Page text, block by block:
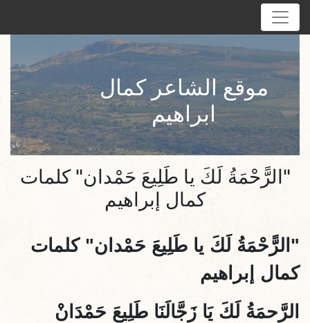
موقع الشاعر كمال
ابراهيم
"الرًّحْمَةُ لَكَ يا طَلِيعَ حَمْدان" كلمات
كمال إبراهيم
" الرًّحْمَةُ لَكَ يا طَلِيعَ حَمْدان" كلمات
كمال إبراهيم
الرَّحمَةُ لَكَ يَا زَجَّالَنَا طَلِيعَ حَمْدَانْ